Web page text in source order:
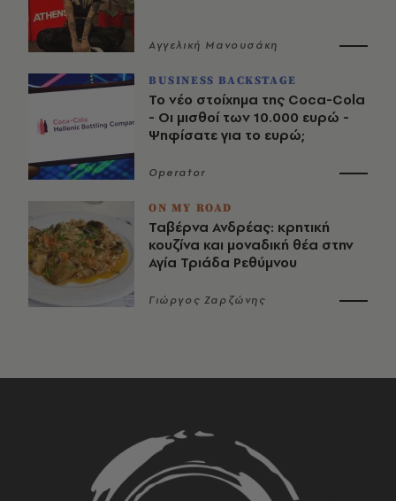
Αγγελική Μανουσάκη
BUSINESS BACKSTAGE
Το νέο στοίχημα της Coca-Cola
- Οι μισθοί των 10.000 ευρώ -
Ψηφίσατε για το ευρώ;
Operator
ON MY ROAD
Ταβέρνα Ανδρέας: κρητική
κουζίνα και μοναδική θέα στην
Αγία Τριάδα Ρεθύμνου
Γιώργος Ζαρζώνης